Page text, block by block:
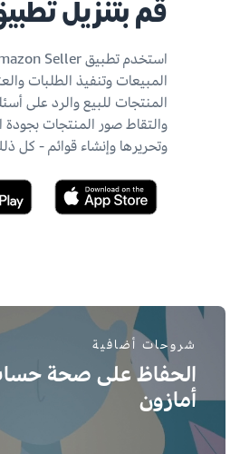
قم بتنزيل
المبيعات وتنفيذ الطلبات
المنتجات للبيع والرد على
والتقاط صور المنتجات بجودة
وتحريرها وإنشاء قوائم - كل
شروحات أضافية
الحفاظ على صحة
أمازون